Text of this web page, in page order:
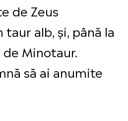
de Zeus
alb, și, până la
Minotaur.
să ai anumite